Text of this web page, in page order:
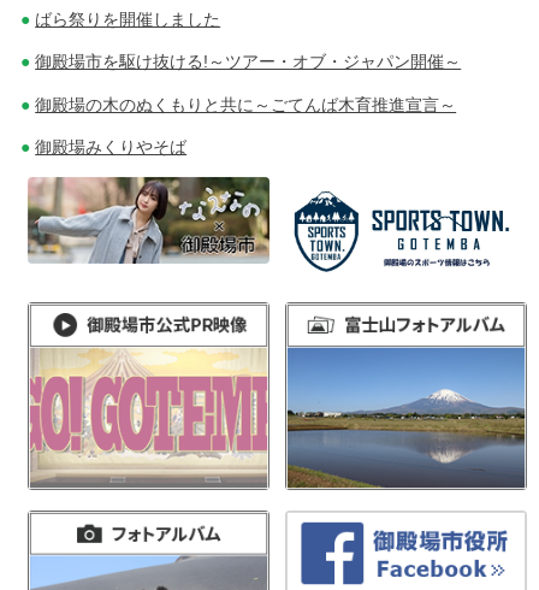
ばら祭りを開催しました
御殿場市を駆け抜ける!～ツアー・オブ・ジャパン開催～
御殿場の木のぬくもりと共に～ごてんば木育推進宣言～
御殿場みくりやそば